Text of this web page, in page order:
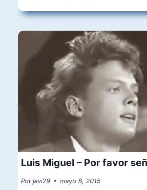
Luis Miguel – Por favor
Por javi29 mayo 8, 2015